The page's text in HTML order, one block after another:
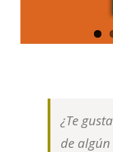
¿Te
de